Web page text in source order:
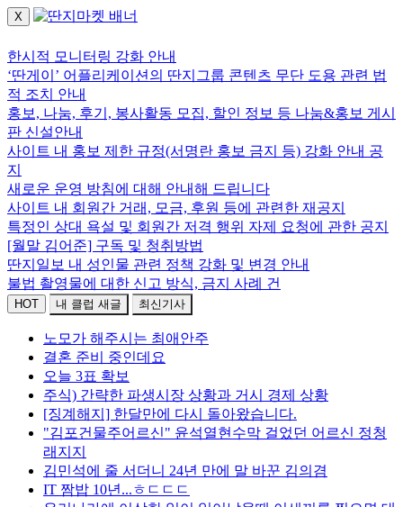
X
한시적 모니터링 강화 안내
‘딴게이’ 어플리케이션의 딴지그룹 콘텐츠 무단 도용 관련 법
적 조치 안내
홍보, 나눔, 후기, 봉사활동 모집, 할인 정보 등 나눔&홍보 게시
판 신설안내
사이트 내 홍보 제한 규정(서명란 홍보 금지 등) 강화 안내 공
지
새로운 운영 방침에 대해 안내해 드립니다
사이트 내 회원간 거래, 모금, 후원 등에 관련한 재공지
특정인 상대 욕설 및 회원간 저격 행위 자제 요청에 관한 공지
[월말 김어준] 구독 및 청취방법
딴지일보 내 성인물 관련 정책 강화 및 변경 안내
불법 촬영물에 대한 신고 방식, 금지 사례 건
HOT 내 클럽 새글 최신기사
노모가 해주시는 최애안주
결혼 준비 중인데요
오늘 3표 확보
주식) 간략한 파생시장 상황과 거시 경제 상황
[징계해지] 한달만에 다시 돌아왔습니다.
"김포건물주어르신" 윤석열현수막 걸었던 어르신 정청
래지지
김민석에 줄 서더니 24년 만에 말 바꾼 김의겸
IT 짬밥 10년...ㅎㄷㄷㄷ